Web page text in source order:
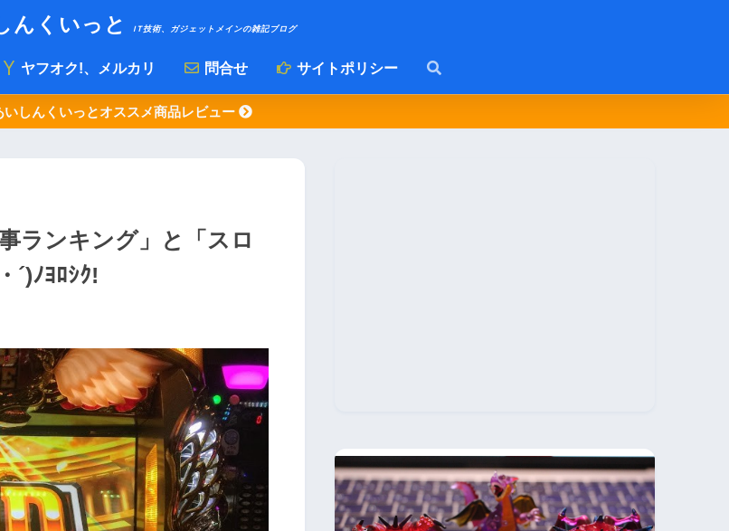
んくいっと IT技術、ガジェットメインの雑記ブログ
ヤフオク!、メルカリ 問合せ サイトポリシー
いしんくいっとオススメ商品レビュー
ランキング」と「スロ
´)ﾉﾖﾛｼｸ!